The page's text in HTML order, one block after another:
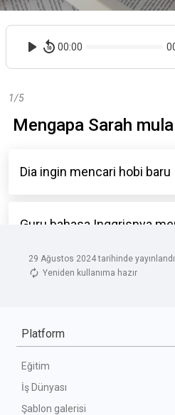
29 Ağustos 2024 tarihinde yayınlandı
Yeniden kullanıma hazır
Platform
Eğitim
İş Dünyası
Şablon galerisi